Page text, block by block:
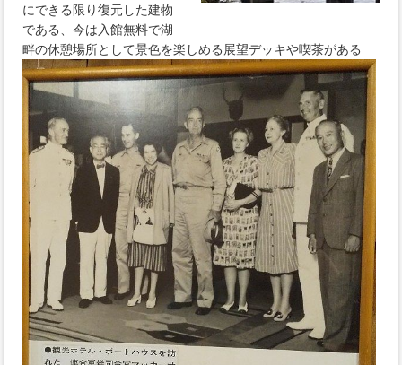
にできる限り復元した建物
である、今は入館無料で湖
畔の休憩場所として景色を楽しめる展望デッキや喫茶がある